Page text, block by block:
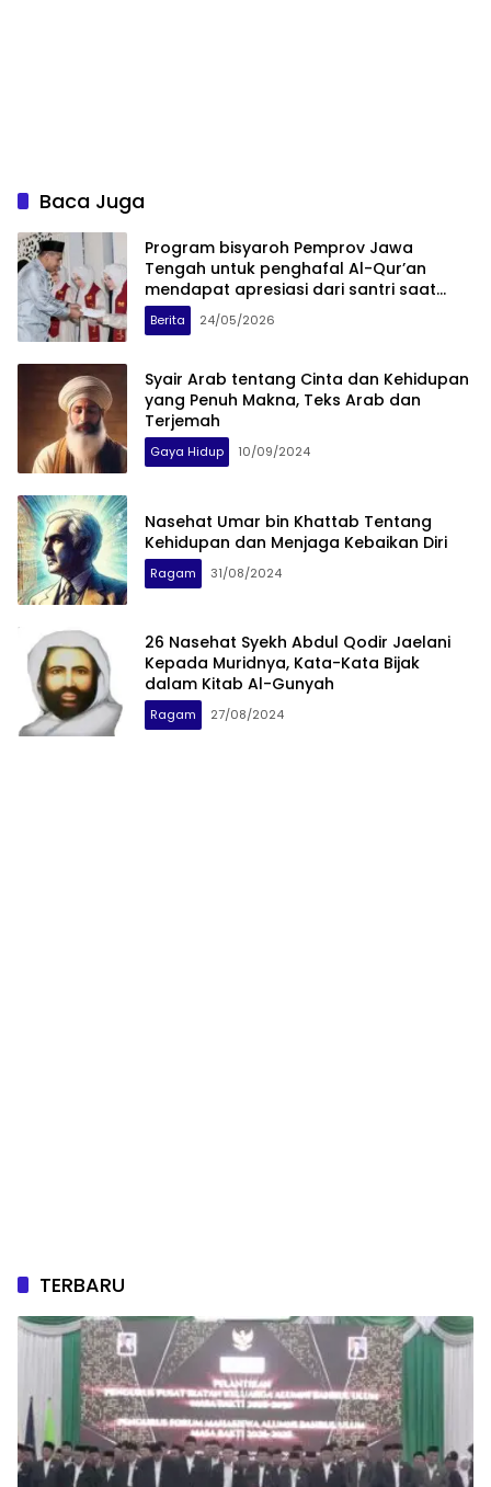
Baca Juga
Program bisyaroh Pemprov Jawa
Tengah untuk penghafal Al-Qur’an
mendapat apresiasi dari santri saat
diserahkan langsung oleh Wakil
Gubernur Taj Yasin Maimoen di Demak.
Berita 24/05/2026
Syair Arab tentang Cinta dan Kehidupan
yang Penuh Makna, Teks Arab dan
Terjemah
Gaya Hidup 10/09/2024
Nasehat Umar bin Khattab Tentang
Kehidupan dan Menjaga Kebaikan Diri
Ragam 31/08/2024
26 Nasehat Syekh Abdul Qodir Jaelani
Kepada Muridnya, Kata-Kata Bijak
dalam Kitab Al-Gunyah
Ragam 27/08/2024
TERBARU